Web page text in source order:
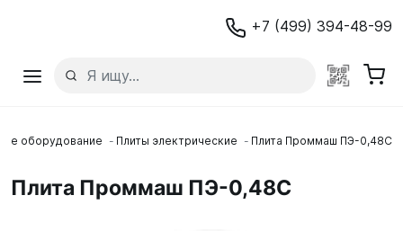
+7 (499) 394-48-99
оборудование Плиты электрические Плита Проммаш ПЭ-0,48С
Плита Проммаш ПЭ-0,48С